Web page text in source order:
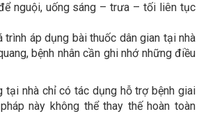
nguội, uống sáng – trưa – tối liên tục
trình áp dụng bài thuốc dân gian tại nhà
bệnh nhân cần ghi nhớ những điều
tại nhà chỉ có tác dụng hỗ trợ bệnh giai
này không thể thay thế hoàn toàn